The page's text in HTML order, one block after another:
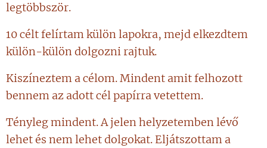
legtöbbször.
10 célt felírtam külön lapokra, mejd elkezdtem
külön-külön dolgozni rajtuk.
Kiszíneztem a célom. Mindent amit felhozott
bennem az adott cél papírra vetettem.
Tényleg mindent. A jelen helyzetemben lévő
lehet és nem lehet dolgokat. Eljátszottam a